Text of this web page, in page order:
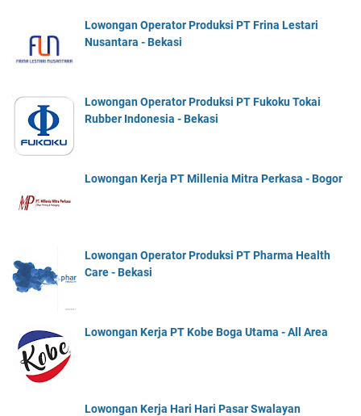
Lowongan Operator Produksi PT Frina Lestari
Nusantara - Bekasi
Lowongan Operator Produksi PT Fukoku Tokai
Rubber Indonesia - Bekasi
Lowongan Kerja PT Millenia Mitra Perkasa - Bogor
Lowongan Operator Produksi PT Pharma Health
Care - Bekasi
Lowongan Kerja PT Kobe Boga Utama - All Area
Lowongan Kerja Hari Hari Pasar Swalayan